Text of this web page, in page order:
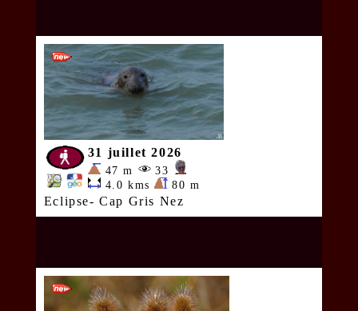
31 juillet 2026
47 m
33
4.0 kms
80 m
Eclipse- Cap Gris Nez